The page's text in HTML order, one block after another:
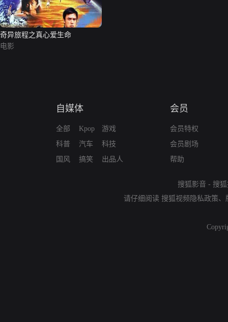
奇异旅程之真心爱生命
电影
自媒体
全部
科普
国风
Kpop
汽车
搞笑
游戏
科技
出品人
会员
会员特权
会员剧场
帮助
搜狐影音 - 搜
请仔细阅读 搜狐视频隐私政策、